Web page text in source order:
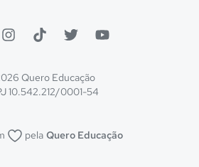
Quero Educação
10.542.212/0001-54
pela Quero Educação